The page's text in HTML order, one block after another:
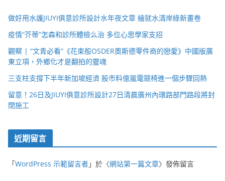
做好用水護JIUYI俱意診所設計水年夜文章 繪就水清岸綠新畫卷
疫情“芥蒂”怎森和診所體檢么治 多位心思學家支招
觀察 | “文青必看”《花束般OSDER奧斯德零件商的戀愛》中國版廣
東立項，外鄉化才是翻拍的靈魂
三支柱支撐下半年新加坡經濟 股市料億嵐電競椅進一個步驟回熱
留意！26日及JIUYI俱意診所設計27日清晨廣州內環路部門路段將封
閉施工
近期留言
「WordPress 示範留言者」於〈網站第一篇文章〉發佈留言